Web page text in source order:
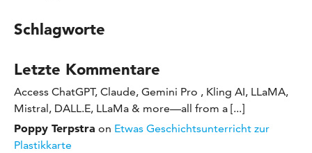
Schlagworte
Letzte Kommentare
Access ChatGPT, Claude, Gemini Pro , Kling AI, LLaMA,
Mistral, DALL.E, LLaMa & more—all from a [...]
Poppy Terpstra on Etwas Geschichtsunterricht zur
Plastikkarte